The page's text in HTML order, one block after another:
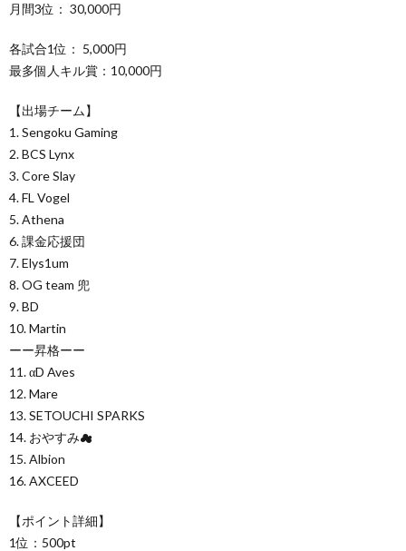
月間3位： 30,000円
各試合1位： 5,000円
最多個人キル賞：10,000円
【出場チーム】
1. Sengoku Gaming
2. BCS Lynx
3. Core Slay
4. FL Vogel
5. Athena
6. 課金応援団
7. Elys1um
8. OG team 兜
9. BD
10. Martin
ーー昇格ーー
11. αD Aves
12. Mare
13. SETOUCHI SPARKS
14. おやすみ☁
15. Albion
16. AXCEED
【ポイント詳細】
1位：500pt